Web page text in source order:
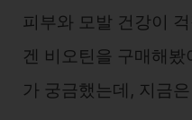
피부와 모발 건강이
겐 비오틴을 구매해
가 궁금했는데, 지금